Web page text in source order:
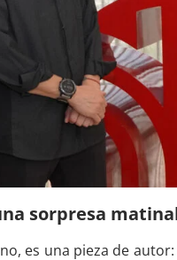
sorpresa
es una pieza de